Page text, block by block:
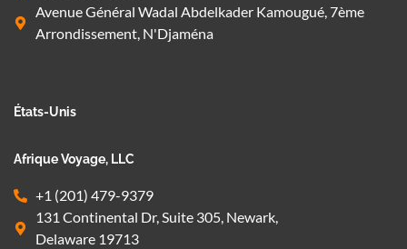
Avenue Général Wadal Abdelkader Kamougué, 7ème
Arrondissement, N'Djaména
États-Unis
Afrique Voyage, LLC
+1 (201) 479-9379
131 Continental Dr, Suite 305, Newark,
Delaware 19713